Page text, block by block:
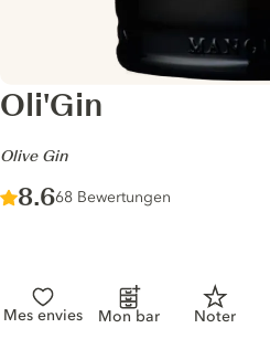
Oli'Gin
-
Olive Gin
Score :
8.6/ 10
68 Bewertungen
Mes envies Mon bar Noter